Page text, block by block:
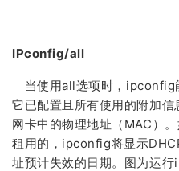
IPconfig/all
当使用all选项时，ipconfig
它已配置且所有使用的附加
网卡中的物理地址（MAC）
租用的，ipconfig将显示
址预计失效的日期。图为运